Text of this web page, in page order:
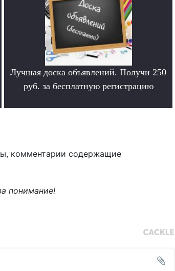
Лучшая доска объявлений. Получи 250
руб. за бесплатную регистрацию
комментарии содержащие
понимание!